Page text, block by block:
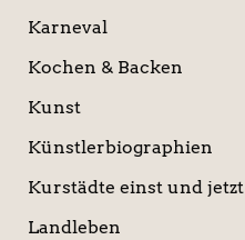
Karneval
Kochen & Backen
Kunst
Künstlerbiographien
Kurstädte einst und jetzt
Landleben